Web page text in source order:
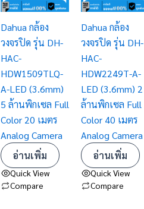
Dahua กล้อง
วงจรปิด รุ่น DH-
HAC-
HDW1509TLQ-
A-LED (3.6mm)
5 ล้านพิกเซล Full
Color 20 เมตร
Analog Camera
อ่านเพิ่ม
Quick View
Compare
Dahua กล้อง
วงจรปิด รุ่น DH-
HAC-
HDW2249T-A-
LED (3.6mm) 2
ล้านพิกเซล Full
Color 40 เมตร
Analog Camera
อ่านเพิ่ม
Quick View
Compare